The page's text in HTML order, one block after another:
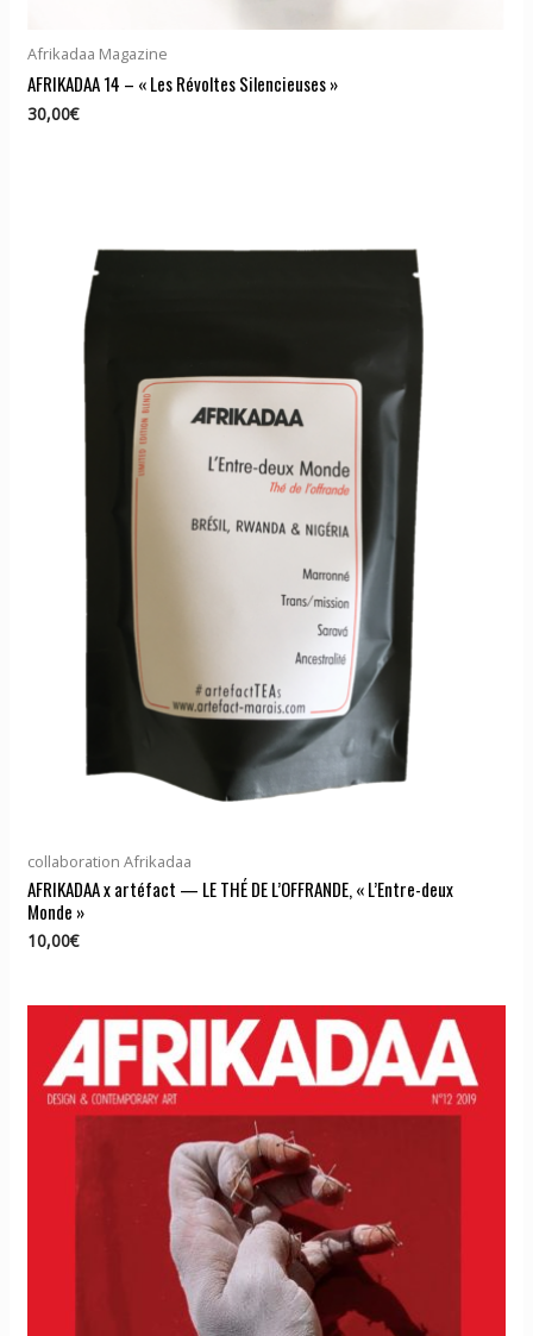
Afrikadaa Magazine
AFRIKADAA 14 – « Les Révoltes Silencieuses »
30,00€
collaboration Afrikadaa
AFRIKADAA x artéfact — LE THÉ DE L’OFFRANDE, « L’Entre-deux
Monde »
10,00€